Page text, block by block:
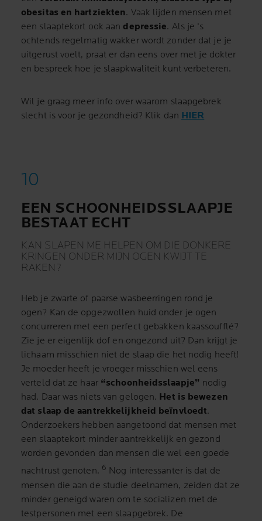
obesitas en hartziekten. Vaak lijden mensen met
een slaaptekort ook aan depressie. Als je 's
ochtends regelmatig wakker wordt zonder dat je je
uitgerust voelt, praat er dan eens over met je dokter
en bespreek hoe je slaapkwaliteit kunt verbeteren.
Wil je graag meer info over waarom slaapgebrek
slecht is voor je gezondheid? Klik dan HIER
EEN SCHOONHEIDSSLAAPJE
BESTAAT ECHT
KAN SLAPEN ME HELPEN OM DIE DONKERE
KRINGEN ONDER MIJN OGEN KWIJT TE
RAKEN?
Heb je zwarte of paarse wasbeerringen rond je
ogen? Kan de opgezwollen huid onder je ogen
concurreren met een perfect gebakken kaassoufflé?
Zie je er eigenlijk dof en ongezond uit? Dan krijgt je
lichaam misschien niet de slaap die het nodig heeft!
Je moeder heeft je vroeger misschien wel eens
verteld dat ze haar “schoonheidsslaapje” nodig
had. Daar was niets van gelogen. Het is bewezen
dat slaap de aantrekkelijkheid beïnvloedt.
Onderzoekers hebben aangetoond dat mensen met
een slaaptekort minder aantrekkelijk en gezond
worden gevonden dan mensen die wel een goede
nachtrust genoten. 6 Nog interessanter is dat de
mensen die aan de studie deelnamen, zeiden dat ze
minder geneigd waren om te socializen met de
testpersonen met een slaapgebrek. De